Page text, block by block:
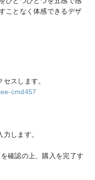
ことなく体感できるデザ
cmd457
します。
確認の上、購入を完了す